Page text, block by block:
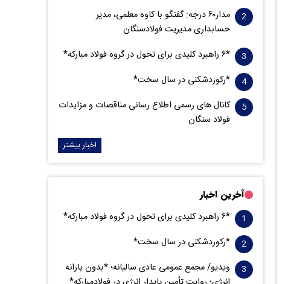
مدار‌۶٠ درجه: گفتگو با کاوه معلمی، مدیر
حسابداری مدیریت فولادسنگان
*۶ راهبرد کلیدی برای تحول در گروه فولاد مبارکه*
*رکوردشکنی در سال سخت*
کانال های رسمی اطلاع رسانی مناقصات و مزایدات
فولاد سنگان
اخبار بیشتر
آخرین اخبار
*۶ راهبرد کلیدی برای تحول در گروه فولاد مبارکه*
*رکوردشکنی در سال سخت*
ویدیو/ مجمع عمومی عادی سالیانه؛ *بدون یارانه